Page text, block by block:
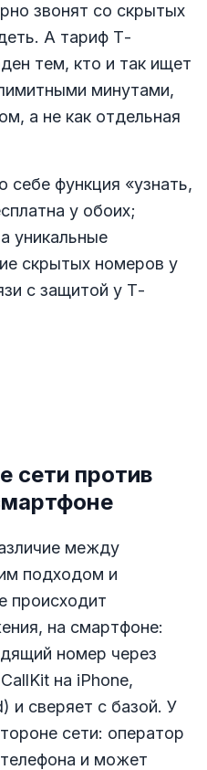
звонят со скрытых
А тариф Т-
тем, кто и так ищет
минутами,
а не как отдельная
себе функция «узнать,
у обоих;
уникальные
скрытых номеров у
с защитой у Т-
сети против
между
подходом и
происходит
на смартфоне:
номер через
на iPhone,
и сверяет с базой. У
сети: оператор
и может